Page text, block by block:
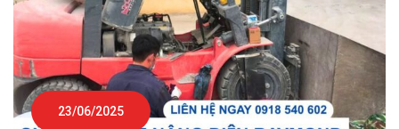
23/06/2025